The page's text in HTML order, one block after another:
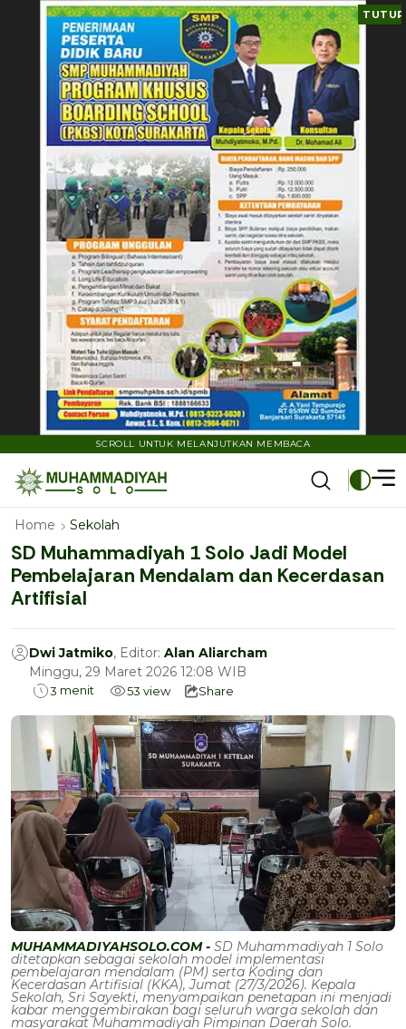
TUTUP
SCROLL UNTUK MELANJUTKAN MEMBACA
Home Sekolah
SD Muhammadiyah 1 Solo Jadi Model
Pembelajaran Mendalam dan Kecerdasan
Artifisial
Dwi Jatmiko, Editor: Alan Aliarcham
Minggu, 29 Maret 2026 12:08 WIB
3 menit 53 view Share
MUHAMMADIYAHSOLO.COM - SD Muhammadiyah 1 Solo
ditetapkan sebagai sekolah model implementasi
pembelajaran mendalam (PM) serta Koding dan
Kecerdasan Artifisial (KKA), Jumat (27/3/2026). Kepala
Sekolah, Sri Sayekti, menyampaikan penetapan ini menjadi
kabar menggembirakan bagi seluruh warga sekolah dan
masyarakat Muhammadiyah Pimpinan Daerah Solo.